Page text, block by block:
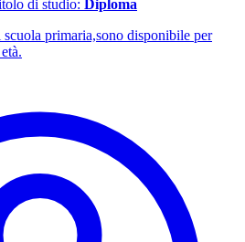
di studio: Diploma
primaria,sono disponibile per